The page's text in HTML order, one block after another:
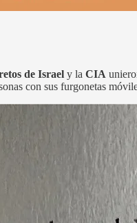
de Israel y la CIA
con sus furgonetas